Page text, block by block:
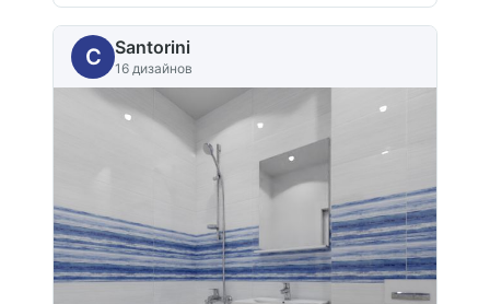
C Santorini
16 дизайнов